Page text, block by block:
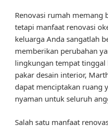
Renovasi rumah memang
tetapi manfaat renovasi
keluarga Anda sangatlah
memberikan perubahan
lingkungan tempat
pakar desain interior,
dapat menciptakan ruang
nyaman untuk seluruh
Salah satu manfaat